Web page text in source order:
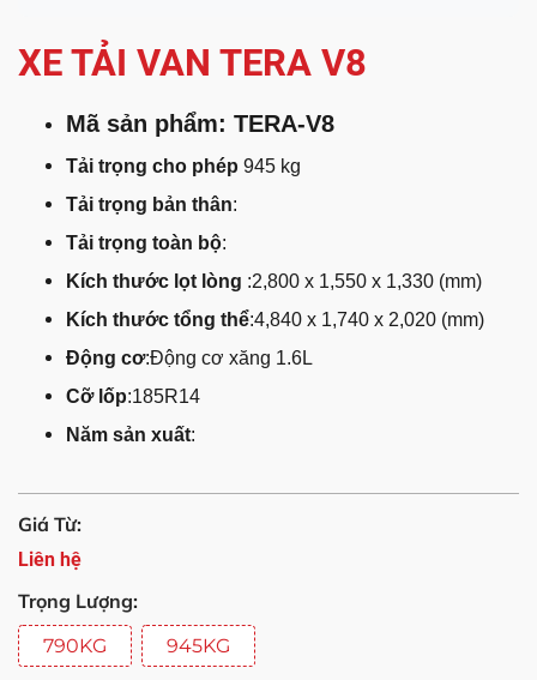
XE TẢI VAN TERA V8
Mã sản phẩm: TERA-V8
Tải trọng cho phép 945 kg
Tải trọng bản thân:
Tải trọng toàn bộ:
Kích thước lọt lòng :2,800 x 1,550 x 1,330 (mm)
Kích thước tổng thể:4,840 x 1,740 x 2,020 (mm)
Động cơ:Động cơ xăng 1.6L
Cỡ lốp:185R14
Năm sản xuất:
Giá Từ:
Liên hệ
Trọng Lượng:
790KG 945KG